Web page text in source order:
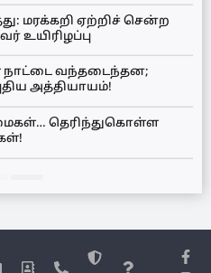
மரக்கறி ஏற்றிச் சென்ற
உயிரிழப்பு
நாட்டை வந்தடைந்தன;
அத்தியாயம்!
தெரிந்துகொள்ள